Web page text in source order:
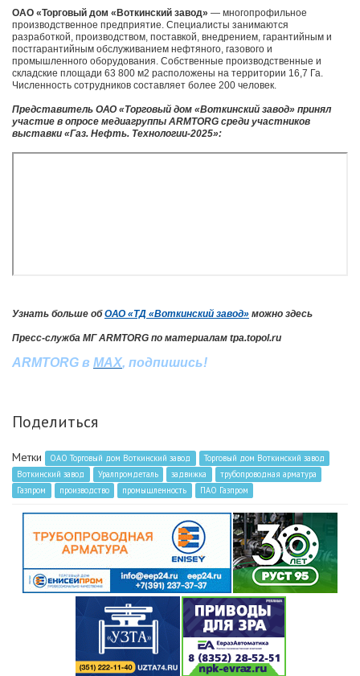
ОАО «Торговый дом «Воткинский завод» — многопрофильное
производственное предприятие. Специалисты занимаются
разработкой, производством, поставкой, внедрением, гарантийным и
постгарантийным обслуживанием нефтяного, газового и
промышленного оборудования. Собственные производственные и
складские площади 63 800 м2 расположены на территории 16,7 Га.
Численность сотрудников составляет более 200 человек.
Представитель ОАО «Торговый дом «Воткинский завод» принял
участие в опросе медиагруппы ARMTORG среди участников
выставки «Газ. Нефть. Технологии-2025»:
Узнать больше обОАО «ТД «Воткинский завод» можно здесь
Пресс-служба МГ ARMTORG по материалам tpa.topol.ru
ARMTORG в MAX, подпишись!
Поделиться
Метки ОАО Торговый дом Воткинский завод
Торговый дом Воткинский завод
Воткинский завод
Уралпромдеталь задвижка
трубопроводная арматура
Газпром
производство промышленность ПАО Газпром